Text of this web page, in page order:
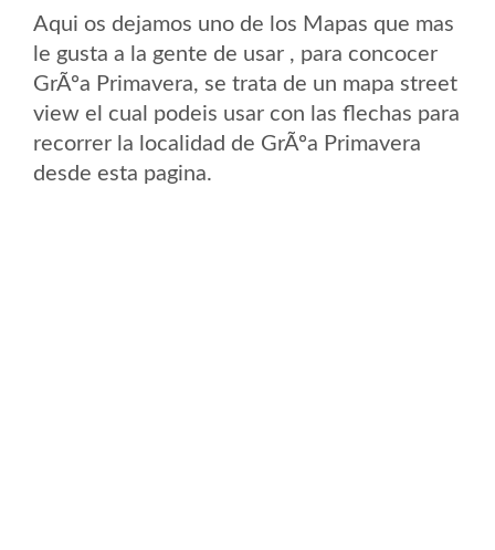
Aqui os dejamos uno de los Mapas que mas
le gusta a la gente de usar , para concocer
GrÃºa Primavera, se trata de un mapa street
view el cual podeis usar con las flechas para
recorrer la localidad de GrÃºa Primavera
desde esta pagina.